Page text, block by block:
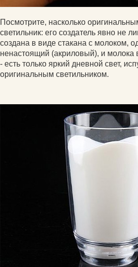
Посмотрите, насколько
светильник: его создатель явно не
создана в виде стакана с молоком,
ненастоящий (акриловый), и молока
- есть только яркий дневной свет,
оригинальным светильником.